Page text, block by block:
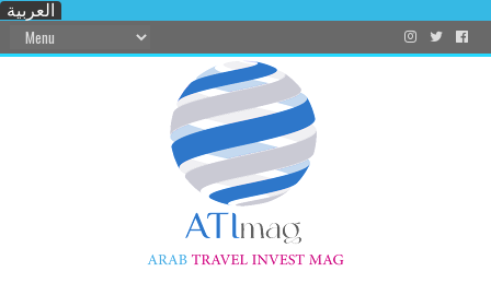
العربية